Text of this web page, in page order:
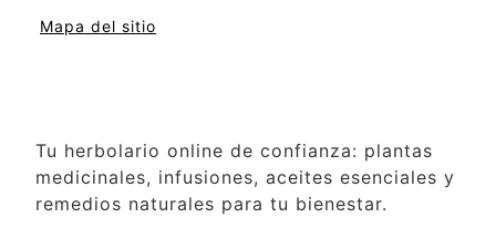
Mapa del sitio
Tu herbolario online de confianza: plantas
medicinales, infusiones, aceites esenciales y
remedios naturales para tu bienestar.